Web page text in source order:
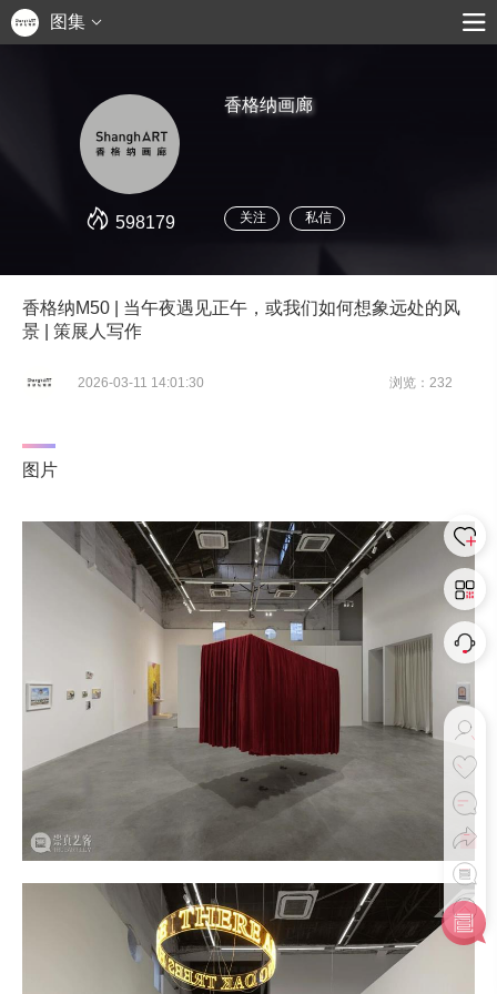
图集
598179
香格纳画廊
关注 私信
香格纳M50 | 当午夜遇见正午，或我们如何想象远处的风
景 | 策展人写作
2026-03-11 14:01:30 浏览：232
图片